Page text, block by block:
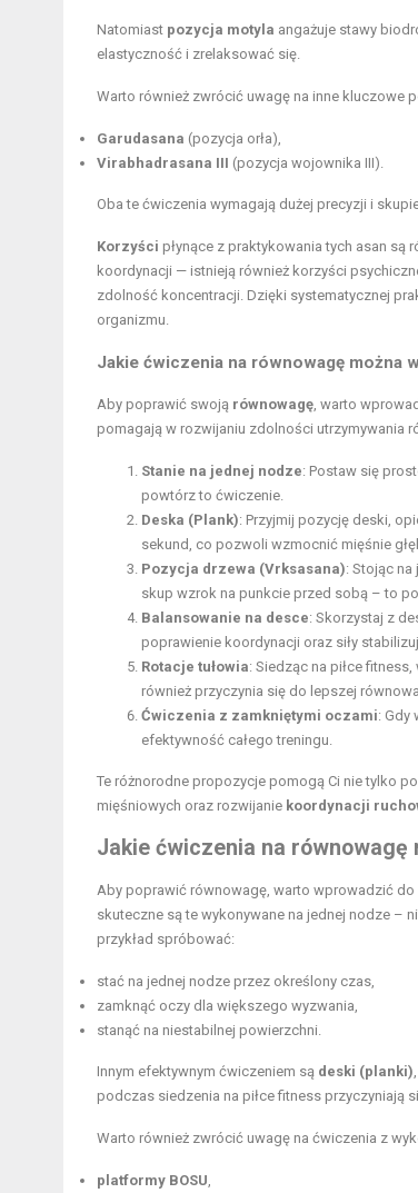
Natomiast pozycja motyla angażuje stawy
elastyczność i zrelaksować się.
Warto również zwrócić uwagę na inne kluczowe
Garudasana (pozycja orła),
Virabhadrasana III (pozycja wojownika III).
Oba te ćwiczenia wymagają dużej precyzji i
Korzyści płynące z praktykowania tych asan
koordynacji — istnieją również korzyści
zdolność koncentracji. Dzięki systematycznej
organizmu.
Jakie ćwiczenia na równowagę można
Aby poprawić swoją równowagę , warto
pomagają w rozwijaniu zdolności utrzymywania
Stanie na jednej nodze: Postaw się
powtórz to ćwiczenie.
Deska (Plank): Przyjmij pozycję deski,
sekund, co pozwoli wzmocnić mięśnie
Pozycja drzewa (Vrksasana): Stojąc
skup wzrok na punkcie przed sobą – to
Balansowanie na desce: Skorzystaj z
poprawienie koordynacji oraz siły
Rotacje tułowia: Siedząc na piłce
również przyczynia się do lepszej
Ćwiczenia z zamkniętymi oczami: Gdy
efektywność całego treningu.
Te różnorodne propozycje pomogą Ci nie tylko
mięśniowych oraz rozwijanie koordynacji
Jakie ćwiczenia na
Aby poprawić równowagę, warto wprowadzić
skuteczne są te wykonywane na jednej nodze –
przykład spróbować:
stać na jednej nodze przez określony czas,
zamknąć oczy dla większego wyzwania,
stanąć na niestabilnej powierzchni.
Innym efektywnym ćwiczeniem są deski (planki)
podczas siedzenia na piłce fitness przyczyniają
Warto również zwrócić uwagę na ćwiczenia z
platformy BOSU